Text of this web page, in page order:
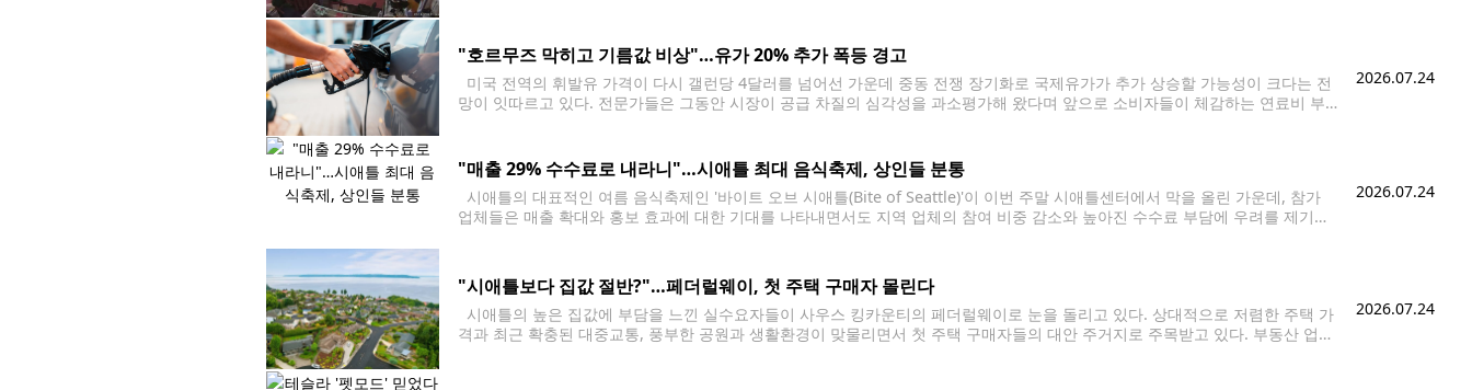
"호르무즈 막히고 기름값 비상"…유가 20% 추가 폭등 경고
미국 전역의 휘발유 가격이 다시 갤런당 4달러를 넘어선 가운데 중동 전쟁 장기화로 국제유가가 추가 상승할 가능성이 크다는 전
망이 잇따르고 있다. 전문가들은 그동안 시장이 공급 차질의 심각성을 과소평가해 왔다며 앞으로 소비자들이 체감하는 연료비 부
2026.07.24
"매출 29% 수수료로 내라니"…시애틀 최대 음식축제, 상인들 분통
시애틀의 대표적인 여름 음식축제인 '바이트 오브 시애틀(Bite of Seattle)'이 이번 주말 시애틀센터에서 막을 올린 가운데, 참가
업체들은 매출 확대와 홍보 효과에 대한 기대를 나타내면서도 지역 업체의 참여 비중 감소와 높아진 수수료 부담에 우려를 제기했
2026.07.24
"시애틀보다 집값 절반?"…페더럴웨이, 첫 주택 구매자 몰린다
시애틀의 높은 집값에 부담을 느낀 실수요자들이 사우스 킹카운티의 페더럴웨이로 눈을 돌리고 있다. 상대적으로 저렴한 주택 가
격과 최근 확충된 대중교통, 풍부한 공원과 생활환경이 맞물리면서 첫 주택 구매자들의 대안 주거지로 주목받고 있다. 부동산 업계
2026.07.24